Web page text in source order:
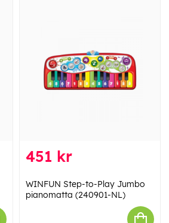
451 kr
WINFUN Step-to-Play Jumbo
pianomatta (240901-NL)